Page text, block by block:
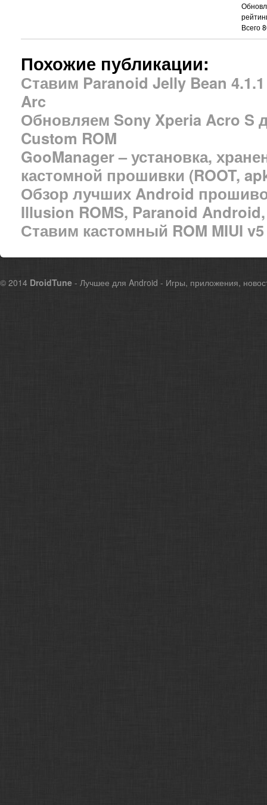
Всего
Похожие публикации:
Ставим Paranoid Jelly Bean
Arc
Обновляем Sony Xperia Acro S
Custom ROM
GooManager – установка,
кастомной прошивки (ROOT,
Обзор лучших Android
Illusion ROMS, Paranoid Android,
Ставим кастомный ROM MIUI
© 2014 DroidTune - Лучшее для Android - Игры, приложения,